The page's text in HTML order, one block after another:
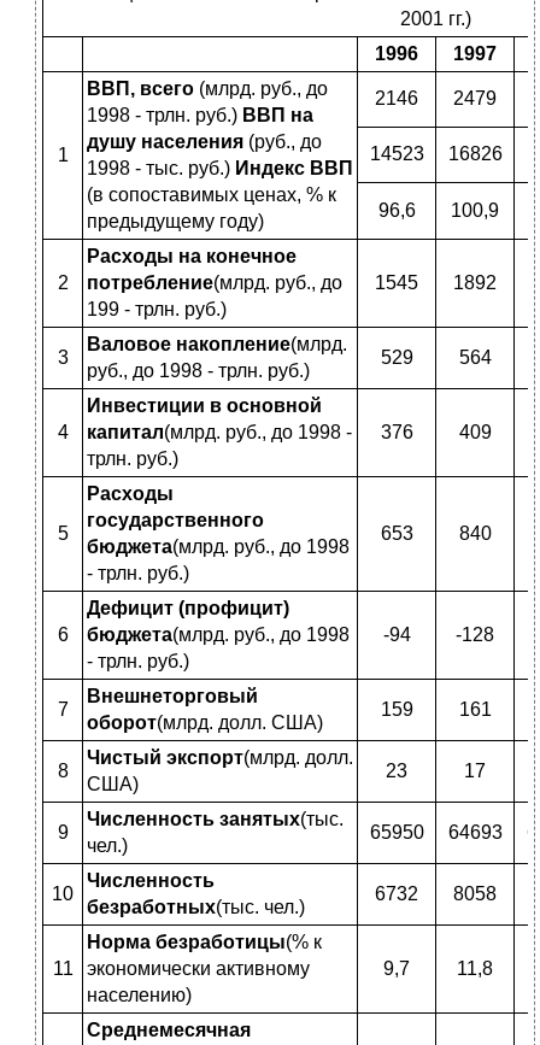
2001 гг.)
1996
1997
1
ВВП, всего (млрд. руб., до
1998 - трлн. руб.) ВВП на
душу населения (руб., до
1998 - тыс. руб.) Индекс ВВП
(в сопоставимых ценах, % к
предыдущему году)
2146 2479
14523 16826
96,6 100,9
2
Расходы на конечное
потребление(млрд. руб., до
199 - трлн. руб.)
1545 1892
3
Валовое накопление(млрд.
руб., до 1998 - трлн. руб.)
529 564
4
Инвестиции в основной
капитал(млрд. руб., до 1998 -
трлн. руб.)
376 409
5
Расходы
государственного
бюджета(млрд. руб., до 1998
- трлн. руб.)
653 840
6
Дефицит (профицит)
бюджета(млрд. руб., до 1998
- трлн. руб.)
-94 -128
7
Внешнеторговый
оборот(млрд. долл. США)
159 161
8
Чистый экспорт(млрд. долл.
США)
23 17
9
Численность занятых(тыс.
чел.)
65950 64693
10
Численность
безработных(тыс. чел.)
6732 8058
11
Норма безработицы(% к
экономически активному
населению)
9,7 11,8
Среднемесячная